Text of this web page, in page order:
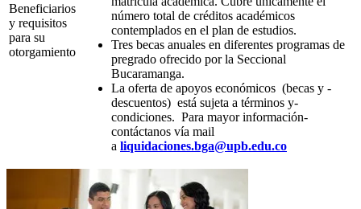
Beneficiarios
y requisitos
para su
otorgamiento
número total de créditos académicos
contemplados en el plan de estudios.
Tres becas anuales en diferentes programas de
pregrado ofrecido por la Seccional
Bucaramanga.
La oferta ­de ­apoyos­ económicos ­ (becas­ y ­
descuentos) ­ está sujeta ­a­ términos­ y­
condiciones. ­ Para mayor­ información­
contáctanos ­vía­ mail
a liquidaciones.bga@upb.edu.co